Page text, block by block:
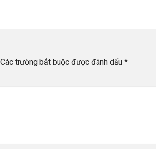
Các trường bắt buộc được đánh dấu *